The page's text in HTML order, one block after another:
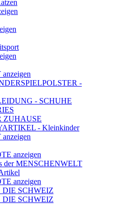
-
- SCHUHE
ZUHAUSE
- Kleinkinder
anzeigen
der MENSCHENWELT
anzeigen
SCHWEIZ
SCHWEIZ